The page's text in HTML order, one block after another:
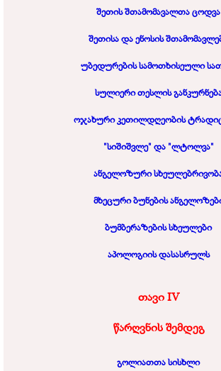
შეთის შთამომავალთა ცოდვა
შეთისა და ენოსის
უბედურების სამოთხისეული
სულიერი თესლის
ოჯახური კეთილდღეობის
"სიშიშვლე" და "ლტოლვა"
ანგელოზური
მხეცური ბუნების
ბუმბერაზების სხეულები
აპოლოგიის დასასრულს
თავიIV
წარღვნის შემდეგ
გოლიათთა სისხლი